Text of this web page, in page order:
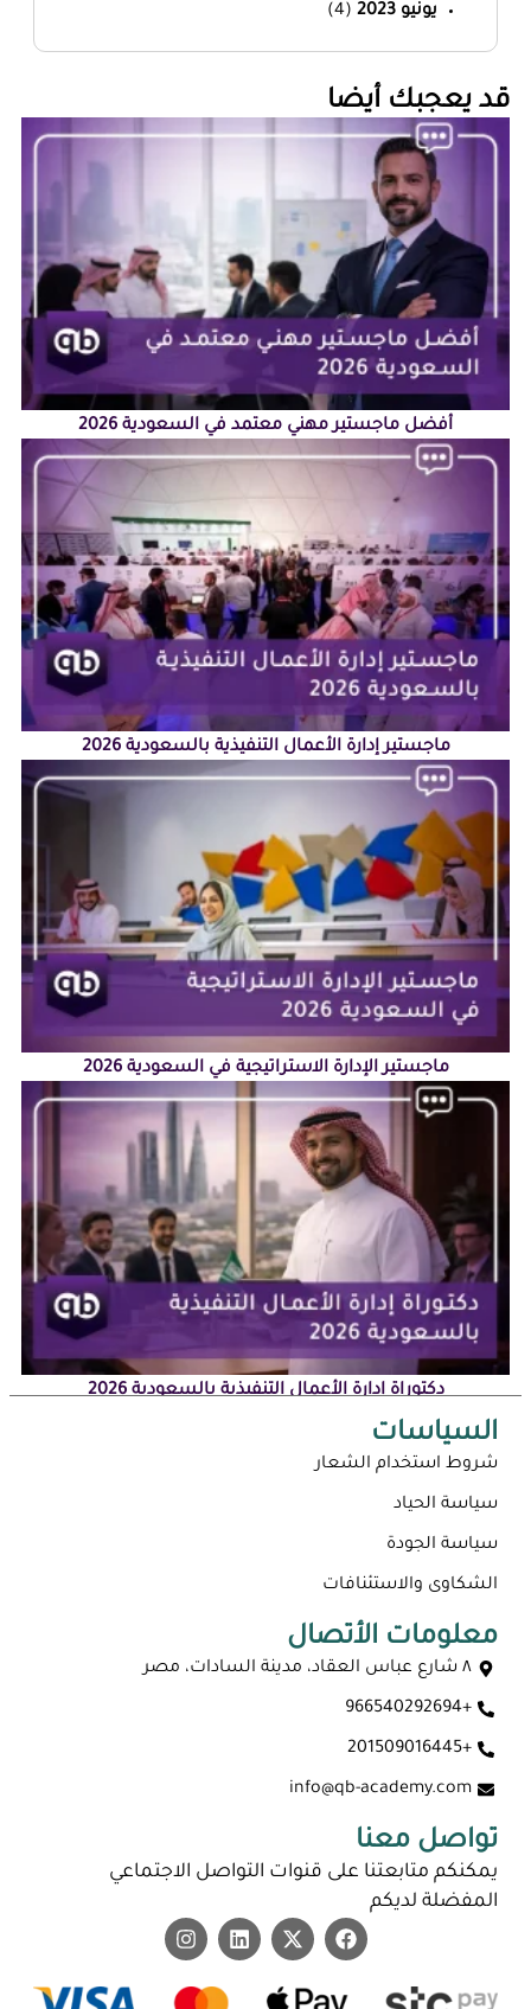
يونيو 2023 (4)
‏قد يعجبك أيضا‏
أفضل ماجستير مهني معتمد في السعودية 2026
ماجستير إدارة الأعمال التنفيذية بالسعودية 2026
ماجستير الإدارة الاستراتيجية في السعودية 2026
دكتوراة إدارة الأعمال التنفيذية بالسعودية 2026
ماجستير عن بعد معتمد في السعودية 2026
السياسات
شروط استخدام الشعار
سياسة الحياد
سياسة الجودة
الشكاوى والاستئنافات
معلومات الأتصال
٨ شارع عباس العقاد، مدينة السادات، مصر
+966540292694
+201509016445
info@qb-academy.com
تواصل معنا
يمكنكم متابعتنا على قنوات التواصل الاجتماعي
المفضلة لديكم